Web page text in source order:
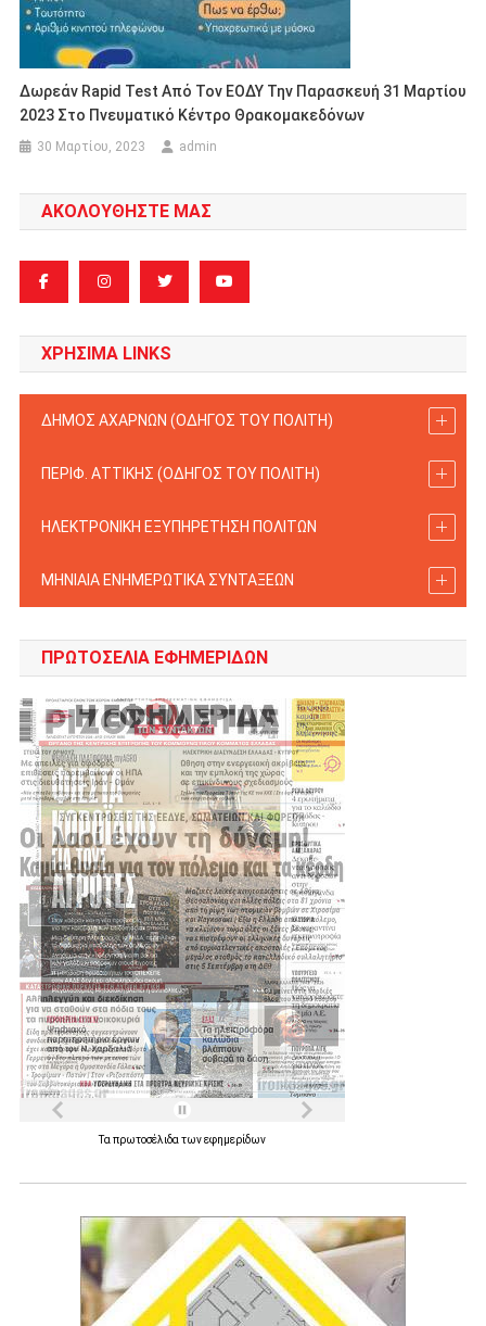
Δωρεάν Rapid Test Από Τον ΕΟΔΥ Την Παρασκευή 31 Μαρτίου
2023 Στο Πνευματικό Κέντρο Θρακομακεδόνων
30 Μαρτίου, 2023 admin
ΑΚΟΛΟΥΘΗΣΤΕ ΜΑΣ
ΧΡΗΣΙΜΑ LINKS
ΔΗΜΟΣ ΑΧΑΡΝΩΝ (ΟΔΗΓΟΣ TOY ΠΟΛΙΤΗ)
ΠΕΡΙΦ. ΑΤΤΙΚΗΣ (ΟΔΗΓΟΣ TOY ΠΟΛΙΤΗ)
ΗΛΕΚΤΡΟΝΙΚΗ ΕΞΥΠΗΡΕΤΗΣΗ ΠΟΛΙΤΩΝ
ΜΗΝΙΑΙΑ ΕΝΗΜΕΡΩΤΙΚΑ ΣΥΝΤΑΞΕΩΝ
ΠΡΩΤΟΣΈΛΙΑ ΕΦΗΜΕΡΊΔΩΝ
Τα πρωτοσέλιδα τωνεφημερίδων